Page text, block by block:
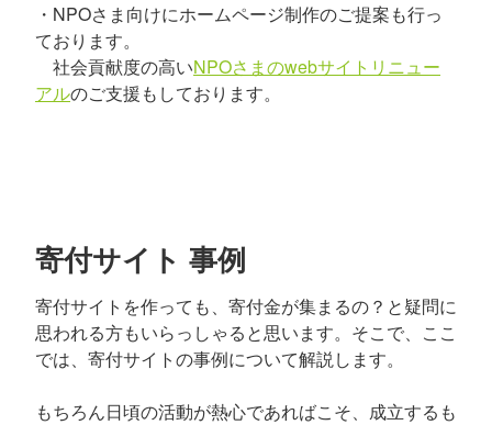
・NPOさま向けにホームページ制作のご提案も行っ
ております。
社会貢献度の高いNPOさまのwebサイトリニュー
アルのご支援もしております。
寄付サイト 事例
寄付サイトを作っても、寄付金が集まるの？と疑問に
思われる方もいらっしゃると思います。そこで、ここ
では、寄付サイトの事例について解説します。
もちろん日頃の活動が熱心であればこそ、成立するも